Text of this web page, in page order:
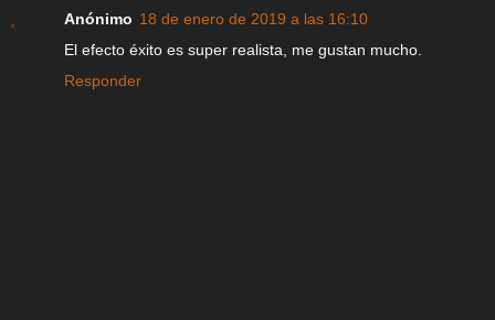
Anónimo 18 de enero de 2019 a las 16:10
El efecto éxito es super realista, me gustan mucho.
Responder